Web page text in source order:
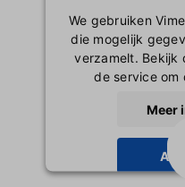
We gebruiken
die mogelijk
verzamelt. Bekijk
de service om
Meer